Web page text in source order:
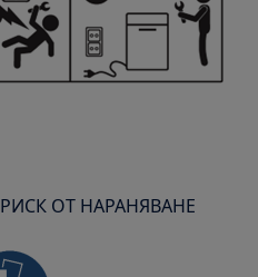
РИСК ОТ НАРАНЯВАНЕ